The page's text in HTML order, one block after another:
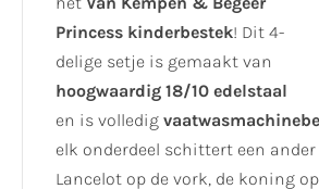
Princess kinderbestek! Dit 4-
delige setje is gemaakt van
hoogwaardig 18/10 edelstaal
en is volledig
elk onderdeel schittert een
Lancelot op de vork, de koning